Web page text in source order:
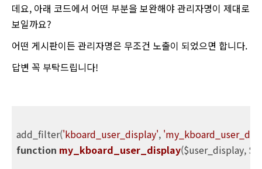
데요, 아래 코드에서 어떤 부분을 보완해야 관리자명이 제대로
보일까요?
어떤 게시판이든 관리자명은 무조건 노출이 되었으면 합니다.
답변 꼭 부탁드립니다!
add_filter('kboard_user_display',
function my_kboard_user_display($user_display,